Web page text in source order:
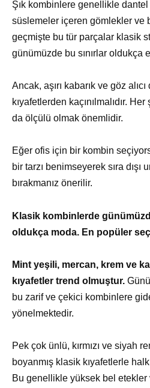
Şık kombinlere genellikle
süslemeler içeren gömlekler ve
geçmişte bu tür parçalar klasik
günümüzde bu sınırlar oldukça
Ancak, aşırı kabarık ve göz
kıyafetlerden kaçınılmalıdır.
da ölçülü olmak önemlidir.
Eğer ofis için bir kombin
bir tarzı benimseyerek sıra dışı
bırakmanız önerilir.
Klasik kombinlerde
oldukça moda. En popüler
Mint yeşili, mercan, krem ve
kıyafetler trend olmuştur.
bu zarif ve çekici kombinlere
yönelmektedir.
Pek çok ünlü, kırmızı ve siyah
boyanmış klasik kıyafetlerle
Bu genellikle yüksek bel etekler